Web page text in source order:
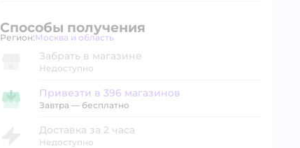
Способы получения
Регион: Выбор адреса доставки.
Москва и область
Забрать в магазине
Недоступно
Привезти в магазин
Привезти в 396 магазинов
Завтра — бесплатно
Доставка за 2 часа
Недоступно